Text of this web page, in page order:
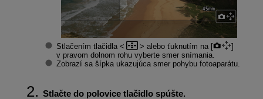
Stlačením tlačidla alebo ťuknutím na [
]
v pravom dolnom rohu vyberte smer snímania.
Zobrazí sa šípka ukazujúca smer pohybu fotoaparátu.
Stlačte do polovice tlačidlo spúšte.